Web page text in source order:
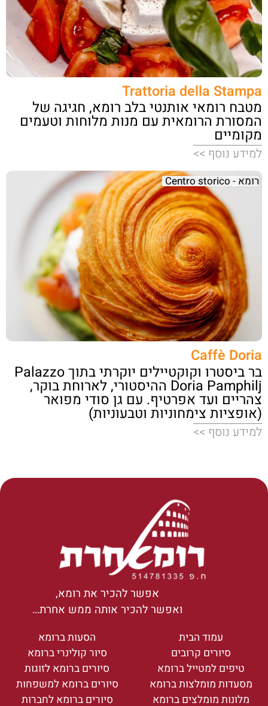
Trattoria della Stampa
מטבח רומאי אותנטי בלב רומא, חגיגה של
המסורת הרומאית עם מנות מלוחות וטעמים
מקומיים
למידע נוסף >>
רומא - Centro storico
Caffè Doria
בר ביסטרו וקוקטיילים יוקרתי בתוך Palazzo
Doria Pamphilj ההיסטורי, לארוחת בוקר,
צהריים ועד אפרטיף. עם גן סודי מפואר
(אופציות צימחוניות וטבעוניות)
למידע נוסף >>
אפשר להכיר את רומא,
ואפשר להכיר אותה ממש אחרת…
עמוד הבית
סיורים קרובים
טיפים למטייל ברומא
מסעדות מומלצות ברומא
מלונות מומלצים ברומא
הסעות ברומא
סיור קולינרי ברומא
סיורים ברומא לזוגות
סיורים ברומא למשפחות
סיורים ברומא לחברות